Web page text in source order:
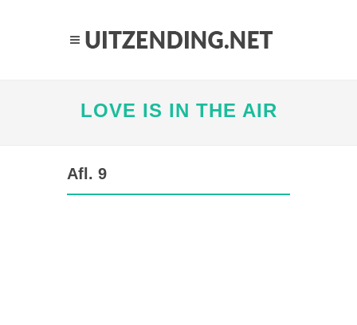
LOVE IS IN THE AIR
Afl. 9